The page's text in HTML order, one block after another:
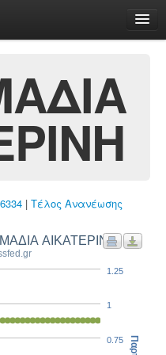
| Τέλος Ανανέωσης
ΑΙΚΑΤΕΡΙΝΗ
0.75
1
1.25